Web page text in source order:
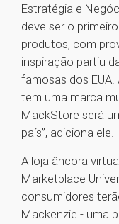
Estratégia e
deve ser o
produtos, com
inspiração partiu
famosas dos
tem uma marca
MackStore será
país”, adiciona ele.
A loja âncora
Marketplace
consumidores
Mackenzie - uma